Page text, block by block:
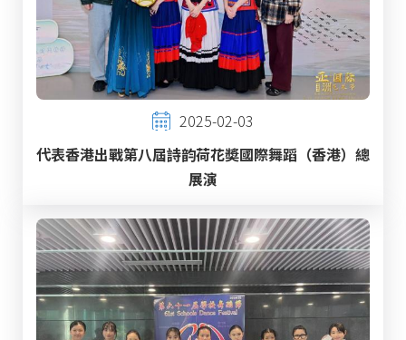
2025-02-03
代表香港出戰第八屆詩韵荷花奬國際舞蹈（香港）總
展演